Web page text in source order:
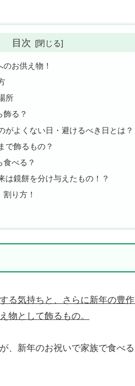
目次
お供え物！
所
飾る？
がよくない日・避けるべき日とは？
で飾るもの？
食べる？
は鏡餅を分け与えたもの！？
り方！
る気持ちと、さらに新年の豊
物として飾るもの。
、新年のお祝いで家族で食べ